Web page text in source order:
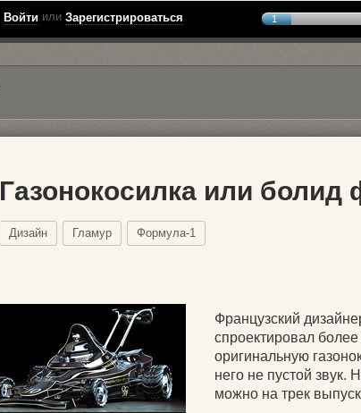
Войти или Зарегистрироваться 1
1
Газонокосилка или
Дизайн Гламур Формула-1
Французский
спроектировал
оригинальную
него не пустой звук.
можно на трек